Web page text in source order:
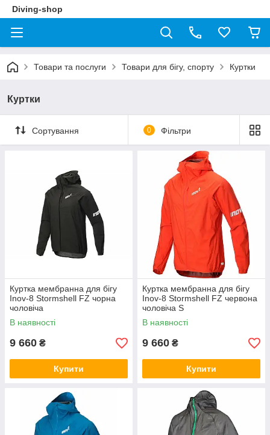
Diving-shop
Товари та послуги Товари для бігу, спорту Куртки
Куртки
Сортування 0 Фільтри
Куртка мембранна для бігу
Inov-8 Stormshell FZ чорна
чоловіча
В наявності
9 660 ₴
Купити
Куртка мембранна для бігу
Inov-8 Stormshell FZ червона
чоловіча S
В наявності
9 660 ₴
Купити